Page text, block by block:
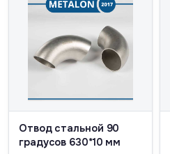
Отвод стальной 90
градусов 630*10 мм